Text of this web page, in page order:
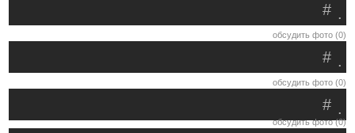
.
#
обсудить фото (0)
.
#
обсудить фото (0)
.
#
обсудить фото (0)